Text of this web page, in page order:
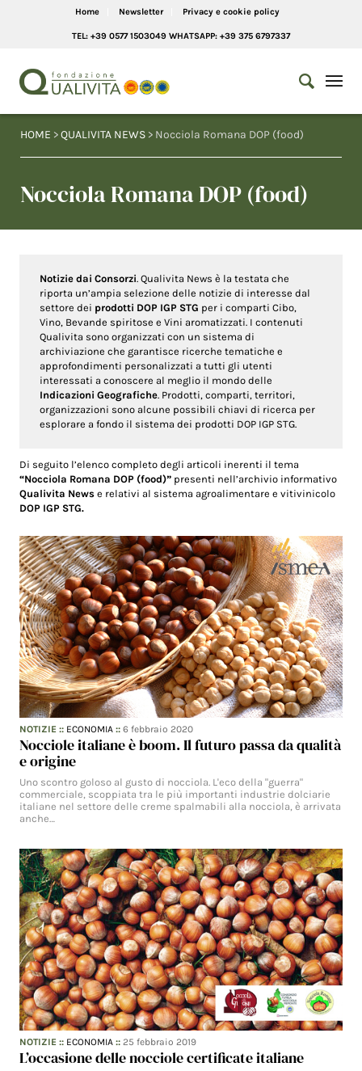
Home Newsletter Privacy e cookie policy
TEL: +39 0577 1503049 WHATSAPP: +39 375 6797337
HOME >QUALIVITA NEWS > Nocciola Romana DOP (food)
Nocciola Romana DOP (food)
Notizie dai Consorzi. Qualivita News è la testata che
riporta un’ampia selezione delle notizie di interesse dal
settore dei prodotti DOP IGP STG per i comparti Cibo,
Vino, Bevande spiritose e Vini aromatizzati. I contenuti
Qualivita sono organizzati con un sistema di
archiviazione che garantisce ricerche tematiche e
approfondimenti personalizzati a tutti gli utenti
interessati a conoscere al meglio il mondo delle
Indicazioni Geografiche. Prodotti, comparti, territori,
organizzazioni sono alcune possibili chiavi di ricerca per
esplorare a fondo il sistema dei prodotti DOP IGP STG.
Di seguito l’elenco completo degli articoli inerenti il tema
“Nocciola Romana DOP (food)” presenti nell’archivio informativo
Qualivita News e relativi al sistema agroalimentare e vitivinicolo
DOP IGP STG.
NOTIZIE :: ECONOMIA ::6 febbraio 2020
Nocciole italiane è boom. Il futuro passa da qualità
e origine
Uno scontro goloso al gusto di nocciola. L'eco della "guerra"
commerciale, scoppiata tra le più importanti industrie dolciarie
italiane nel settore delle creme spalmabili alla nocciola, è arrivata
anche…
NOTIZIE :: ECONOMIA ::25 febbraio 2019
L’occasione delle nocciole certificate italiane